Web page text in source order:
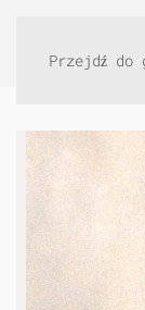
Przejdź do